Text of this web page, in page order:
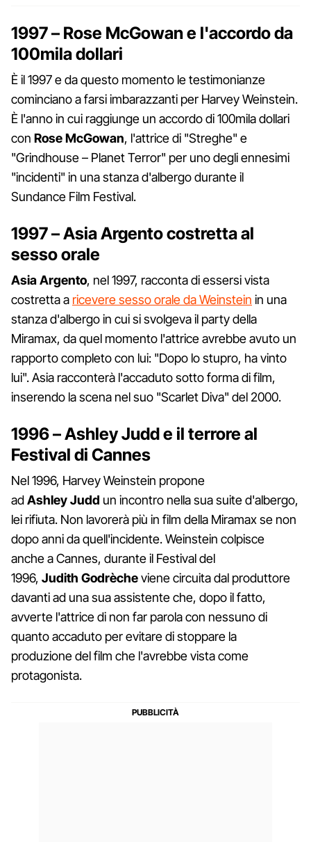
1997 – Rose McGowan e l'accordo da
100mila dollari
È il 1997 e da questo momento le testimonianze
cominciano a farsi imbarazzanti per Harvey Weinstein.
È l'anno in cui raggiunge un accordo di 100mila dollari
con RoseMcGowan, l'attrice di "Streghe" e
"Grindhouse – Planet Terror" per uno degli ennesimi
"incidenti" in una stanza d'albergo durante il
Sundance Film Festival.
1997 – Asia Argento costretta al
sesso orale
Asia Argento, nel 1997, racconta di essersi vista
costretta a ricevere sesso orale da Weinstein in una
stanza d'albergo in cui si svolgeva il party della
Miramax, da quel momento l'attrice avrebbe avuto un
rapporto completo con lui: "Dopo lo stupro, ha vinto
lui". Asia racconterà l'accaduto sotto forma di film,
inserendo la scena nel suo "Scarlet Diva" del 2000.
1996 – Ashley Judd e il terrore al
Festival di Cannes
Nel 1996, Harvey Weinstein propone
adAshleyJudd un incontro nella sua suite d'albergo,
lei rifiuta. Non lavorerà più in film della Miramax se non
dopo anni da quell'incidente. Weinstein colpisce
anche a Cannes, durante il Festival del
1996, Judith Godrècheviene circuita dal produttore
davanti ad una sua assistente che, dopo il fatto,
avverte l'attrice di non far parola con nessuno di
quanto accaduto per evitare di stoppare la
produzione del film che l'avrebbe vista come
protagonista.